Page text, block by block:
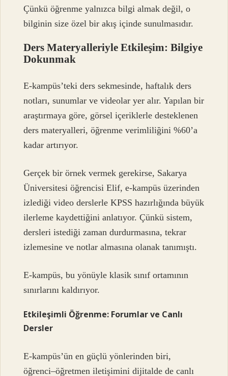
Çünkü öğrenme yalnızca bilgi almak değil, o
bilginin size özel bir akış içinde sunulmasıdır.
Ders Materyalleriyle Etkileşim: Bilgiye
Dokunmak
E-kampüs’teki ders sekmesinde, haftalık ders
notları, sunumlar ve videolar yer alır. Yapılan bir
araştırmaya göre, görsel içeriklerle desteklenen
ders materyalleri, öğrenme verimliliğini %60’a
kadar artırıyor.
Gerçek bir örnek vermek gerekirse, Sakarya
Üniversitesi öğrencisi Elif, e-kampüs üzerinden
izlediği video derslerle KPSS hazırlığında büyük
ilerleme kaydettiğini anlatıyor. Çünkü sistem,
dersleri istediği zaman durdurmasına, tekrar
izlemesine ve notlar almasına olanak tanımıştı.
E-kampüs, bu yönüyle klasik sınıf ortamının
sınırlarını kaldırıyor.
Etkileşimli Öğrenme: Forumlar ve Canlı
Dersler
E-kampüs’ün en güçlü yönlerinden biri,
öğrenci–öğretmen iletişimini dijitalde de canlı